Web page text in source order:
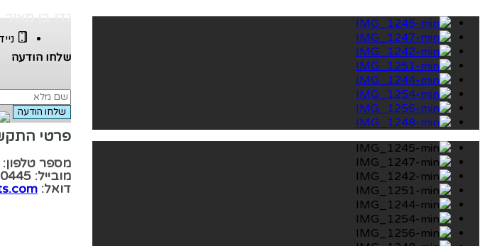
שלחו הודעה
פרטי
מספר טלפון: 03-5221223
מובייל: 050-3770445
דואל: